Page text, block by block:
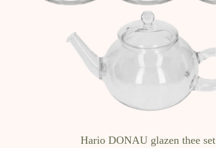
Hario DONAU glazen thee set